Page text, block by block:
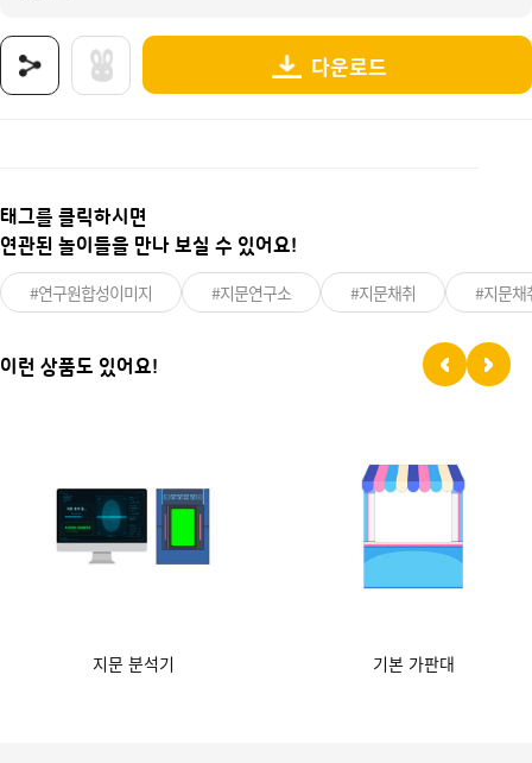
다운로드
태그를 클릭하시면
연관된 놀이들을 만나 보실 수 있어요!
#연구원합성이미지 #지문연구소 #지문채취 #지문채
이런 상품도 있어요!
지문 분석기 기본 가판대